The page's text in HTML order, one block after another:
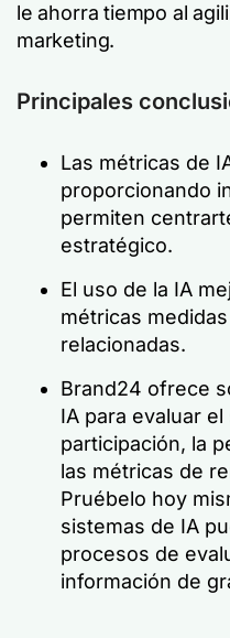
le ahorra tiempo al
marketing.
Principales
Las métricas de
proporcionando
permiten
estratégico.
El uso de la IA
métricas
relacionadas.
Brand24 ofrece
IA para evaluar
participación, la
las métricas de
Pruébelo hoy
sistemas de IA
procesos de
información de